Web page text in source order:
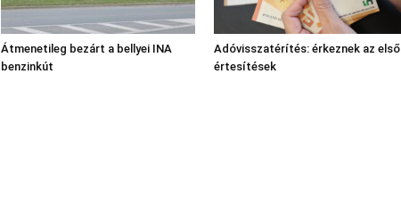
Átmenetileg bezárt a bellyei INA
benzinkút
Adóvisszatérítés: érkeznek az első
értesítések